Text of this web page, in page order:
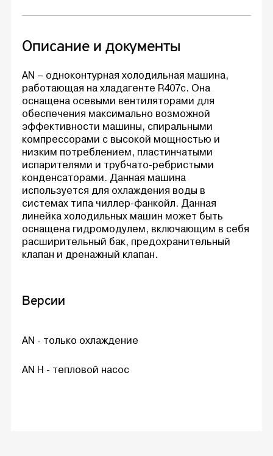
Описание и документы
AN – одноконтурная холодильная машина,
работающая на хладагенте R407с. Она
оснащена осевыми вентиляторами для
обеспечения максимально возможной
эффективности машины, спиральными
компрессорами с высокой мощностью и
низким потреблением, пластинчатыми
испарителями и трубчато-ребристыми
конденсаторами. Данная машина
используется для охлаждения воды в
системах типа чиллер-фанкойл. Данная
линейка холодильных машин может быть
оснащена гидромодулем, включающим в себя
расширительный бак, предохранительный
клапан и дренажный клапан.
Версии
AN - только охлаждение
AN H - тепловой насос